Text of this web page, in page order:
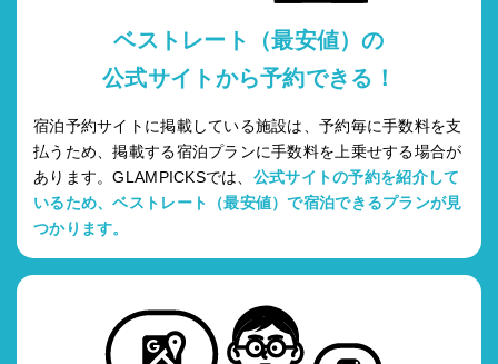
ベストレート（最安値）の
公式サイトから予約できる！
宿泊予約サイトに掲載している施設は、予約毎に手数料を支
払うため、掲載する宿泊プランに手数料を上乗せする場合が
あります。GLAMPICKSでは、 公式サイトの予約を紹介して
いるため、ベストレート（最安値）で宿泊できるプランが見
つかります。